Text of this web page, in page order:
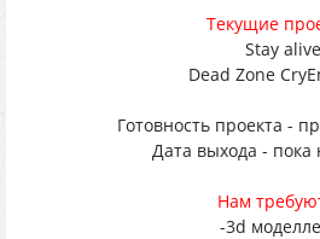
Текущие
Stay alive
Dead Zоne
Готовность проекта -
Дата выхода - пока
Нам
-3d